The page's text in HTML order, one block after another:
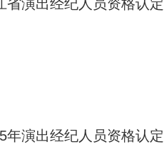
省演出经纪人员资格认
年演出经纪人员资格认